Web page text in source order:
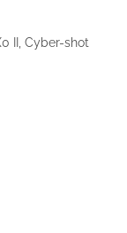
II, Cyber-shot